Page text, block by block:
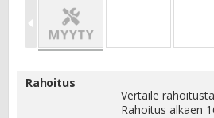
Rahoitus
Vertaile
Rahoitus alkaen